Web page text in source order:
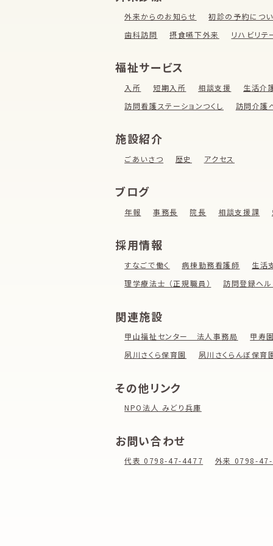
外来からのお知らせ
初診の予約につ
歯科訪問
摂食嚥下外来 リハビリテ
福祉サービス
入所 短期入所 相談支援
生活介
訪問看護ステーションつくし
訪問介護
施設紹介
ごあいさつ 歴史 アクセス
ブログ
年報 事務長 院長 相談支援課
採用情報
すなごで働く 病棟勤務看護師
生活
理学療法士 （正規職員）
訪問登録ヘ
関連施設
甲山福祉センター 法人事務局
甲寿
夙川さくら保育園
夙川さくらんぼ保育
その他リンク
NPO法人 みどり兵庫
お問い合わせ
代表 0798-47-4477 外来 0798-